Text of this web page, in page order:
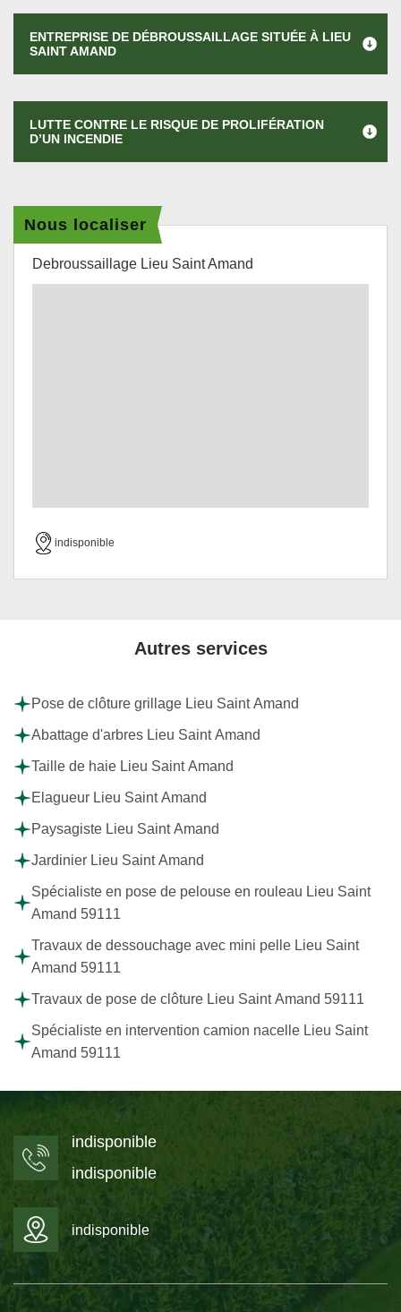
ENTREPRISE DE DÉBROUSSAILLAGE SITUÉE À LIEU
SAINT AMAND
LUTTE CONTRE LE RISQUE DE PROLIFÉRATION
D’UN INCENDIE
Nous localiser
Debroussaillage Lieu Saint Amand
indisponible
Autres services
Pose de clôture grillage Lieu Saint Amand
Abattage d'arbres Lieu Saint Amand
Taille de haie Lieu Saint Amand
Elagueur Lieu Saint Amand
Paysagiste Lieu Saint Amand
Jardinier Lieu Saint Amand
Spécialiste en pose de pelouse en rouleau Lieu Saint
Amand 59111
Travaux de dessouchage avec mini pelle Lieu Saint
Amand 59111
Travaux de pose de clôture Lieu Saint Amand 59111
Spécialiste en intervention camion nacelle Lieu Saint
Amand 59111
indisponible
indisponible
indisponible